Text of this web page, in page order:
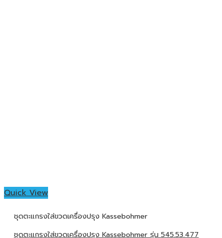
Quick View
ชุดตะแกรงใส่ขวดเครื่องปรุง Kassebohmer
ชุดตะแกรงใส่ขวดเครื่องปรุง Kassebohmer รุ่น 545.53.477